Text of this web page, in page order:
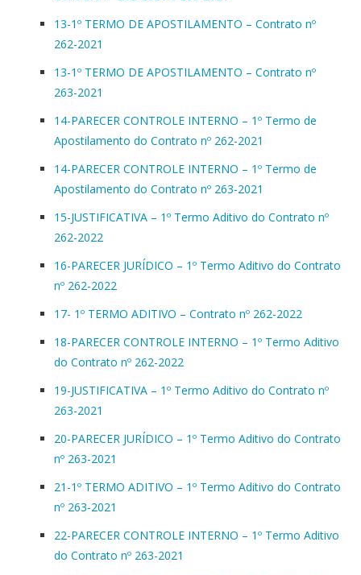
13-1º TERMO DE APOSTILAMENTO – Contrato nº
262-2021
13-1º TERMO DE APOSTILAMENTO – Contrato nº
263-2021
14-PARECER CONTROLE INTERNO – 1º Termo de
Apostilamento do Contrato nº 262-2021
14-PARECER CONTROLE INTERNO – 1º Termo de
Apostilamento do Contrato nº 263-2021
15-JUSTIFICATIVA – 1º Termo Aditivo do Contrato nº
262-2022
16-PARECER JURÍDICO – 1º Termo Aditivo do Contrato
nº 262-2022
17- 1º TERMO ADITIVO – Contrato nº 262-2022
18-PARECER CONTROLE INTERNO – 1º Termo Aditivo
do Contrato nº 262-2022
19-JUSTIFICATIVA – 1º Termo Aditivo do Contrato nº
263-2021
20-PARECER JURÍDICO – 1º Termo Aditivo do Contrato
nº 263-2021
21-1º TERMO ADITIVO – 1º Termo Aditivo do Contrato
nº 263-2021
22-PARECER CONTROLE INTERNO – 1º Termo Aditivo
do Contrato nº 263-2021